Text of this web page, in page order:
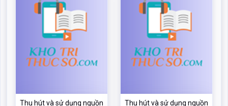
Thu hút và sử dụng nguồn
Thu hút và sử dụng nguồn